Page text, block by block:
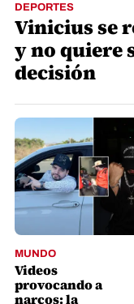
DEPORTES
Vinicius se
y no quiere
decisión
MUNDO
Videos
provocando a
narcos: la